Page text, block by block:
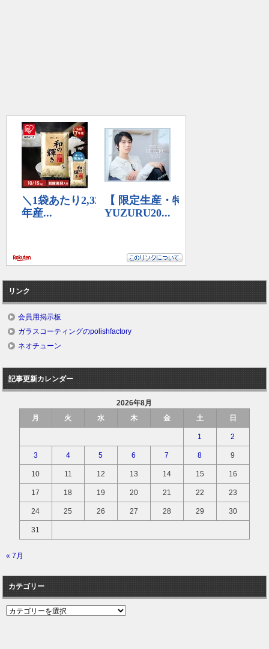
リンク
会員用掲示板
ガラスコーティングのpolishfactory
ネオチューン
記事更新カレンダー
2026年8月
月
火 水 木 金 土 日
1 2
3 4 5 6 7 8 9
10 11 12 13 14 15 16
17 18 19 20 21 22 23
24 25 26 27 28 29 30
31
« 7月
カテゴリー
カ